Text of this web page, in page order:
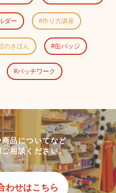
ダー 作り方講座
のきほん 缶バッジ
パッチワーク
品についてなど
相談ください。
わせはこちら